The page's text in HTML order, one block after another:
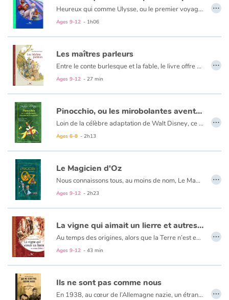
Heureux qui comme Ulysse, ou le premier voyage, vous transporte au cœur de la Méditerranée antique, et de ses légendes... Il raconte le long voyage d'un jeune chat d'une île de la Grèce antique, Ulysse, embarqué malgré lui sur un navire de pêcheurs qui se perd en mer après une effroyable tempête. Ulysse et les marins devront chercher le chemin du retour pendant près de 5 ans jalonnés d'épreuves, de découvertes et d'aventures qui les entraîneront jusqu'au légendaire royaume de Sébès.
Ages 9-12 - 1h06
…
Les maîtres parleurs
Entre le conte burlesque et la fable, le livre offre une joyeuse satire de notre société de bavards et de communicants, sur fond de « crise du vieux Monde » où les vieilles générations peinent à laisser leur place aux jeunes . À travers huit personnages grotesques, incarnant les vieux politiques, les avocats, mais aussi les experts en tous genres, les médias, les vieilles stars décaties, l’histoire imagine le grondement d’une révolution à venir qu’aucun n’a vu venir. Écrit lors de la fameuse crise de 2008, le livre trouve un magnifique écho à travers les mouvements sociaux de 2019.
Ages 9-12 - 27 min
…
Pinocchio, ou les mirobolantes aventures d'un pantin
Loin de la célèbre adaptation de Walt Disney, ce livre propose la version originelle du conte paru en feuilleton dès 1881. Aussi burlesque qu’émouvant, aussi fantastique que poétique, le livre est aussi un bijou littéraire encore méconnu en France.
Ages 6-8 - 2h13
…
Le Magicien d'Oz
Nous connaissons tous, au moins de nom, Le Magicien d’Oz. Ce monument de la littérature jeunesse américaine, étudié dans les classes des États-Unis et adapté sous toutes les formes, est pourtant longtemps resté en Europe très peu lu. Depuis les années 2000, le public français le redécouvre et c’est une adaptation extraordinaire que nous vous proposons. Magnifiquement illustrée par Jonathan Bousmar, suivant un scénario de Jean-Sébastien Blanck, elle ne se contente pas de raconter le voyage de Dorothée et de ses amis vers la Cité d’Émeraude. Elle amorce aussi Le Merveilleux pays d’Oz, soit la première des 13 suites de Lyman Frank Baum, véritable saga qu’on appellera plus tard le cycle d’Oz.
Ages 9-12 - 2h23
…
La vigne qui aimait un lierre et autres fables
Au temps des origines, alors que la Terre n’est encore qu’une bulle peuplée de créatures volantes, un petit oiseau licorne décide d’accomplir un rêve : rejoindre la lune et se poser. Tout au long de son voyage, il rencontre d’incroyables espèces qui l’encouragent à poursuivre sa route. Surmontant sa fatigue et sa peur, il atteint l’espace et poursuit sa course vers l’astre blanc.
Ages 9-12 - 43 min
…
Ils ne sont pas comme nous
En 1938, au cœur de l’Allemagne nazie, un étrange narrateur interné dans un établissement psychiatrique tient un journal et écrit à sa mère. À travers ses mots et ses observations au quotidien, le narrateur nous fait involontairement pressentir qu’une tragédie se prépare. La prochaine euthanasie des handicapés mentaux dans le cadre du funeste programme « T4 ». Un récit bref et émouvant, au style direct, illustré et mis en scène de manière saisissante et cinématographique par des montages photos. Il permet d’ouvrir une réflexion sur le silence permettant les pires crimes de masse et plus globalement sur la folie …